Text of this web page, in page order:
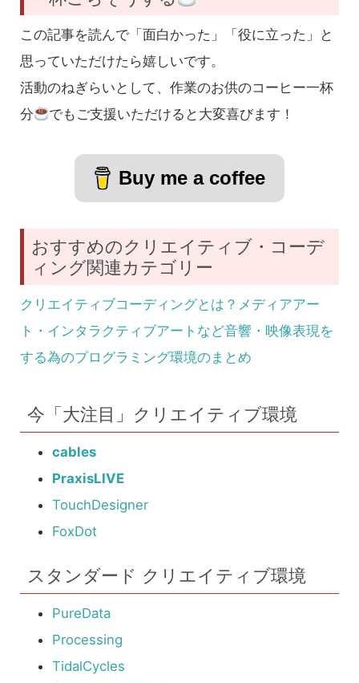
この記事を読んで「面白かった」「役に立った」と
思っていただけたら嬉しいです。
活動のねぎらいとして、作業のお供のコーヒー一杯
分
でもご支援いただけると大変喜びます！
Buy me a coffee
おすすめのクリエイティブ・コーデ
ィング関連カテゴリー
クリエイティブコーディングとは？メディアアー
ト・インタラクティブアートなど音響・映像表現を
する為のプログラミング環境のまとめ
今「大注目」クリエイティブ環境
cables
PraxisLIVE
TouchDesigner
FoxDot
スタンダード クリエイティブ環境
PureData
Processing
TidalCycles